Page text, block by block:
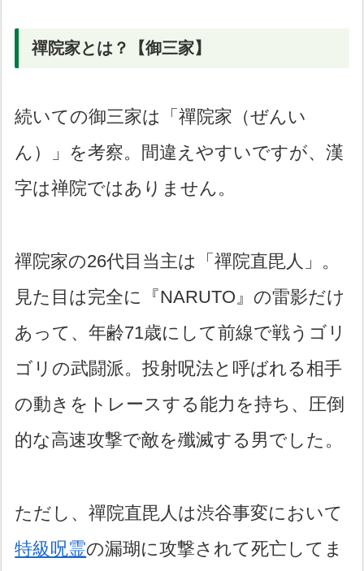
禪院家とは？【御三家】
続いての御三家は「禪院家（ぜんい
ん）」を考察。間違えやすいですが、漢
字は禅院ではありません。
禪院家の26代目当主は「禪院直毘人」。
見た目は完全に『NARUTO』の雷影だけ
あって、年齢71歳にして前線で戦うゴリ
ゴリの武闘派。投射呪法と呼ばれる相手
の動きをトレースする能力を持ち、圧倒
的な高速攻撃で敵を殲滅する男でした。
ただし、禪院直毘人は渋谷事変において
特級呪霊の漏瑚に攻撃されて死亡してま